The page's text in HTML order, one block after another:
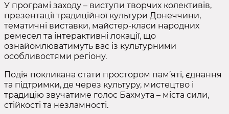
У програмі заходу – виступи творчих колективів,
презентації традиційної культури Донеччини,
тематичні виставки, майстер-класи народних
ремесел та інтерактивні локації, що
ознайомлюватимуть вас із культурними
особливостями регіону.
Подія покликана стати простором пам’яті, єднання
та підтримки, де через культуру, мистецтво і
традицію звучатиме голос Бахмута – міста сили,
стійкості та незламності.